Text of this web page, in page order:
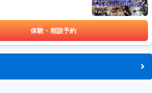
体験・相談予約